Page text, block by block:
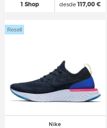
1 Shop desde117,00 €
Nike
Resell